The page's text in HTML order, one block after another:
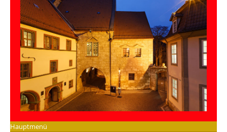
Hauptmenü